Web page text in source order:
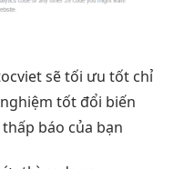
sẽtối ưu tốtchỉ
tốtđổi biến
báo của bạn